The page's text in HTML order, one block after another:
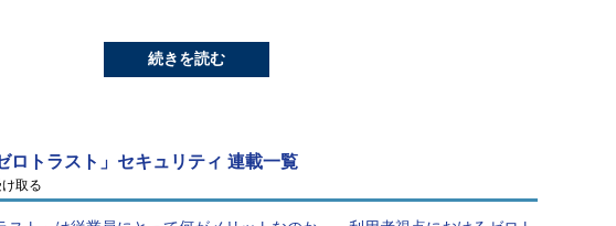
続きを読む
ロトラスト」セキュリティ 連載一覧
取る